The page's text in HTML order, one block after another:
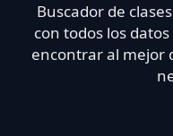
Buscador de
con todos los
encontrar al mejor